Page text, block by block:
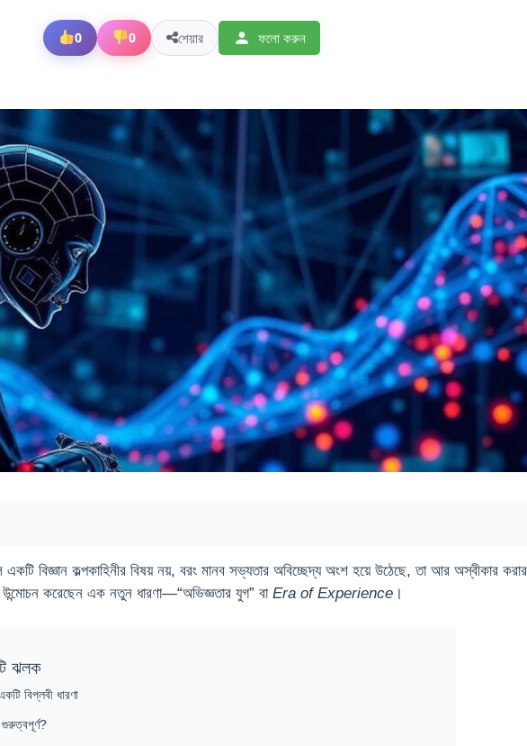
0 0 শেয়ার ফলো করুন
বিজ্ঞান কল্পকাহিনীর বিষয় নয়, বরং মানব সভ্যতার অবিচ্ছেদ্য অংশ হয়ে উঠেছে, তা আর অস্বীকার
করেছেন এক নতুন ধারণা—“অভিজ্ঞতার যুগ” বা Era of Experience ।
ঝলক
বিপ্লবী ধারণা